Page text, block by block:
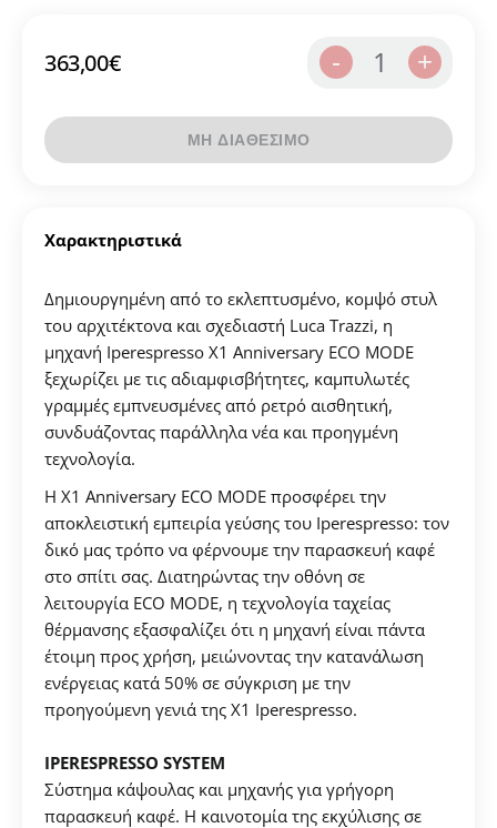
363,00€ - 1 +
ΜΗ ΔΙΑΘΕΣΙΜΟ
Χαρακτηριστικά
Δημιουργημένη από το εκλεπτυσμένο, κομψό στυλ
του αρχιτέκτονα και σχεδιαστή Luca Trazzi, η
μηχανή Iperespresso X1 Anniversary ECO MODE
ξεχωρίζει με τις αδιαμφισβήτητες, καμπυλωτές
γραμμές εμπνευσμένες από ρετρό αισθητική,
συνδυάζοντας παράλληλα νέα και προηγμένη
τεχνολογία.
Η X1 Anniversary ECO MODE προσφέρει την
αποκλειστική εμπειρία γεύσης του Iperespresso: τον
δικό μας τρόπο να φέρνουμε την παρασκευή καφέ
στο σπίτι σας. Διατηρώντας την οθόνη σε
λειτουργία ECO MODE, η τεχνολογία ταχείας
θέρμανσης εξασφαλίζει ότι η μηχανή είναι πάντα
έτοιμη προς χρήση, μειώνοντας την κατανάλωση
ενέργειας κατά 50% σε σύγκριση με την
προηγούμενη γενιά της X1 Iperespresso.
IPERESPRESSO SYSTEM
Σύστημα κάψουλας και μηχανής για γρήγορη
παρασκευή καφέ. Η καινοτομία της εκχύλισης σε
Δημιουργήστε λογαριασμό για να αποθηκεύσετε τα
Αγαπημένα σας
Δημιουργήστε τον προσωπικό σας λογαριασμό και
αποθηκεύστε την δική σας λίστα αγαπημένων.
Βρείτε το προϊόν που επιθυμείτε και πατήστε στο
κουμπί "Προσθήκη στα Αγαπημένα".
Βρείτε την δική σας λίστα Αγαπημένων στο προφίλ
σας.
ΔΗΜΙΟΥΡΓΙΑ ΛΟΓΑΡΙΑΣΜΟΥ